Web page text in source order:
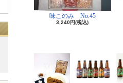
味このみ No.45
3,240円(税込)